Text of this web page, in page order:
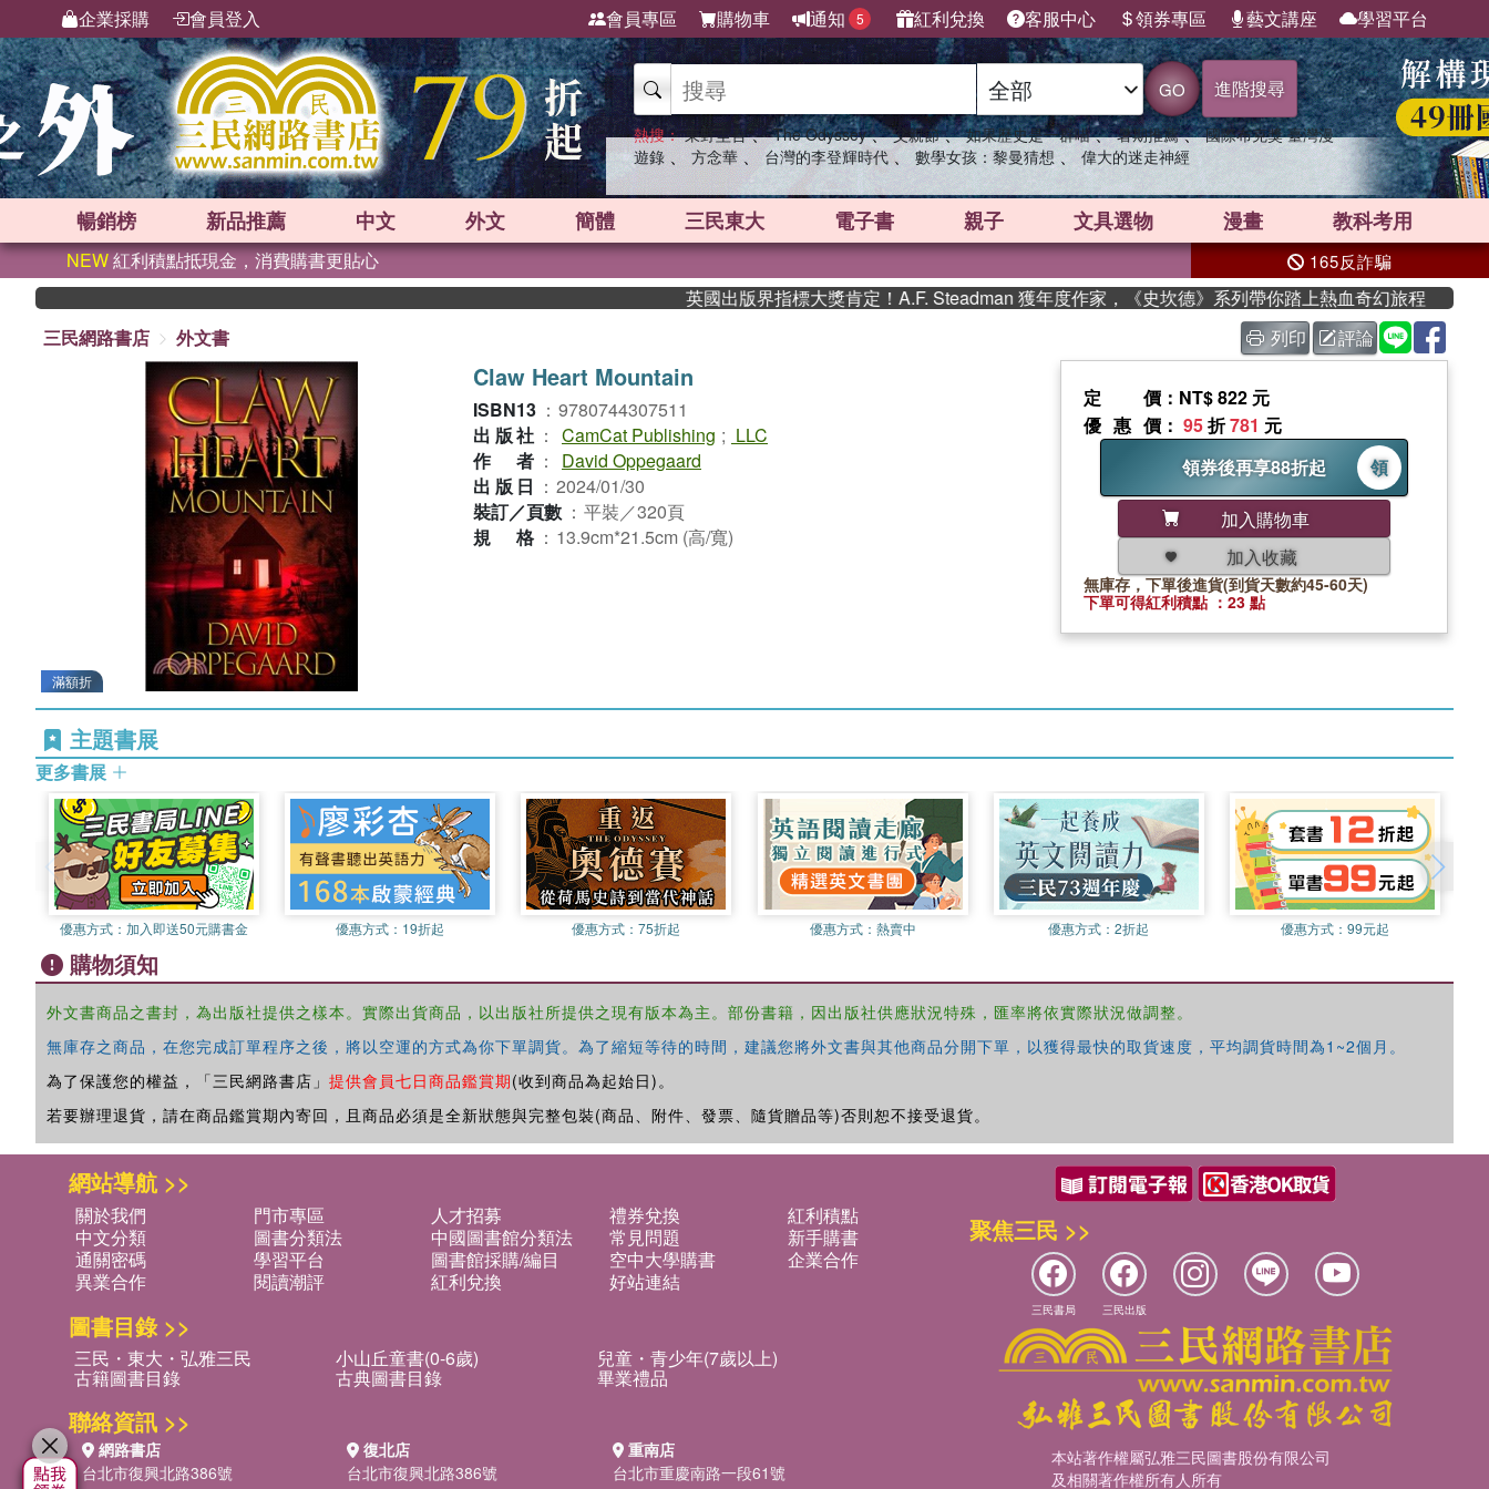
企業採購 會員登入 會員專區 購物車 通知 5 紅利兌換 客服中心 領券專區 藝文講座 學習平台
GO 進階搜尋
熱搜： 東野圭吾 、 The Odyssey 、 父親節 、 如果歷史是一群喵 、 暑期推薦 、 國際布克獎 臺灣漫
遊錄 、 方念華 、 台灣的李登輝時代 、 數學女孩：黎曼猜想 、 偉大的迷走神經
暢銷榜 新品推薦 中文 外文 簡體 三民東大 電子書 親子 文具選物 漫畫 教科考用
NEW紅利積點抵現金，消費購書更貼心 165反詐騙
英國出版界指標大獎肯定！A.F. Steadman 獲年度作家，《史坎德》系列帶你踏上熱血奇幻旅程
三民網路書店
外文書 列印 評論
滿額折
Claw Heart Mountain
ISBN13 ： 9780744307511
出版社 ： CamCat Publishing ; LLC
作者 ：
David Oppegaard
出版日 ： 2024/01/30
裝訂／頁數 ： 平裝／320頁
規格 ： 13.9cm*21.5cm (高/寬)
定價 ：NT$ 822 元
優惠價 ： 95折781 元
領券後再享88折起
領
加入購物車
加入收藏
無庫存，下單後進貨(到貨天數約45-60天)
下單可得紅利積點 ：23 點
主題書展
更多書展
優惠方式： 加入即送50元購書金 優惠方式： 19折起 優惠方式：75折起 優惠方式： 熱賣中 優惠方式：2折起 優惠方式：99元起
購物須知
外文書商品之書封，為出版社提供之樣本。實際出貨商品，以出版社所提供之現有版本為主。部份書籍，因出版社供應狀況特殊，匯率將依實際狀況做調整。
無庫存之商品，在您完成訂單程序之後，將以空運的方式為你下單調貨。為了縮短等待的時間，建議您將外文書與其他商品分開下單，以獲得最快的取貨速度，平均調貨時間為1~2個月。
為了保護您的權益，「三民網路書店」 提供會員七日商品鑑賞期(收到商品為起始日)。
若要辦理退貨，請在商品鑑賞期內寄回，且商品必須是全新狀態與完整包裝(商品、附件、發票、隨貨贈品等)否則恕不接受退貨。
網站導航 >>
關於我們 門市專區 人才招募 禮券兌換
紅利積點
中文分類
圖書分類法 中國圖書館分類法 常見問題
新手購書
通關密碼
學習平台 圖書館採購/編目 空中大學購書
企業合作
異業合作
閱讀潮評 紅利兌換 好站連結
圖書目錄 >>
三民・東大・弘雅三民 小山丘童書(0-6歲) 兒童・青少年(7歲以上)
古籍圖書目錄 古典圖書目錄 畢業禮品
聯絡資訊 >>
網路書店
台北市復興北路386號
復北店
台北市復興北路386號
重南店
台北市重慶南路一段61號
聚焦三民 >>
三民書局 三民出版
本站著作權屬弘雅三民圖書股份有限公司
及相關著作權所有人所有